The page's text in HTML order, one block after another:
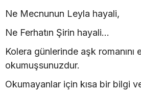
Ne Mecnunun Leyla hayali,
Ne Ferhatın Şirin hayali...
Kolera günlerinde aşk romanını
okumuşsunuzdur.
Okumayanlar için kısa bir bilgi